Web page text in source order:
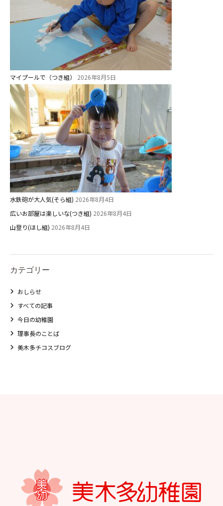
マイプールで（つき組） 2026年8月5日
水鉄砲が大人気(そら組) 2026年8月4日
広いお部屋は楽しいな(つき組) 2026年8月4日
山登り(ほし組) 2026年8月4日
カテゴリー
おしらせ
すべての記事
今日の幼稚園
理事長のことば
美木多チコスブログ